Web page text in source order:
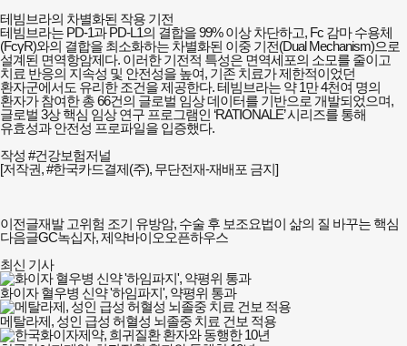
테빔브라의 차별화된 작용 기전
테빔브라는 PD-1과 PD-L1의 결합을 99% 이상 차단하고, Fc 감마 수용체
(FcγR)와의 결합을 최소화하는 차별화된 이중 기전(Dual Mechanism)으로
설계된 면역항암제다. 이러한 기전적 특성은 면역세포의 소모를 줄이고
치료 반응의 지속성 및 안전성을 높여, 기존 치료가 제한적이었던
환자군에서도 유리한 조건을 제공한다. 테빔브라는 약 1만 4천여 명의
환자가 참여한 총 66건의 글로벌 임상 데이터를 기반으로 개발되었으며,
글로벌 3상 핵심 임상 연구 프로그램인 ‘RATIONALE’ 시리즈를 통해
유효성과 안전성 프로파일을 입증했다.
작성 #건강보험저널
[저작권, #한국카드결제(주), 무단전재-재배포 금지]
이전글재발 고위험 조기 유방암, 수술 후 보조요법이 삶의 질 바꾸는 핵심
다음글GC녹십자, 제약바이오오픈하우스
최신 기사
화이자 혈우병 신약 '하임파지', 약평위 통과
메탈라제, 성인 급성 허혈성 뇌졸중 치료 건보 적용